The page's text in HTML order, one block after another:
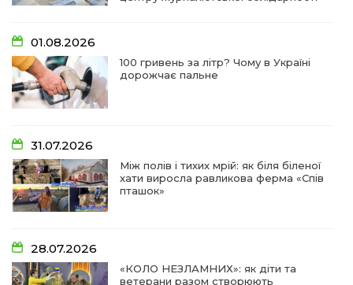
01.08.2026
100 гривень за літр? Чому в Україні
дорожчає пальне
31.07.2026
Між полів і тихих мрій: як біля біленої
хати виросла равликова ферма «Спів
пташок»
28.07.2026
«КОЛО НЕЗЛАМНИХ»: як діти та
ветерани разом створюють